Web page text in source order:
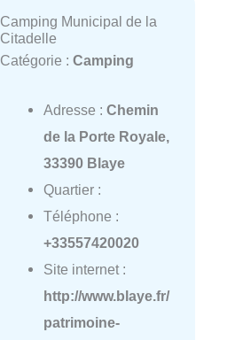
Camping Municipal de la
Citadelle
Catégorie : Camping
Adresse : Chemin
de la Porte Royale,
33390 Blaye
Quartier :
Téléphone :
+33557420020
Site internet :
http://www.blaye.fr/
patrimoine-